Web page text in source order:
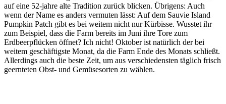
auf eine 52-jahre alte Tradition zurück blicken. Übrigens: Auch
wenn der Name es anders vermuten lässt: Auf dem Sauvie Island
Pumpkin Patch gibt es bei weitem nicht nur Kürbisse. Wusstet ihr
zum Beispiel, dass die Farm bereits im Juni ihre Tore zum
Erdbeerpflücken öffnet? Ich nicht! Oktober ist natürlich der bei
weitem geschäftigste Monat, da die Farm Ende des Monats schließt.
Allerdings auch die beste Zeit, um aus verschiedensten täglich frisch
geernteten Obst- und Gemüsesorten zu wählen.